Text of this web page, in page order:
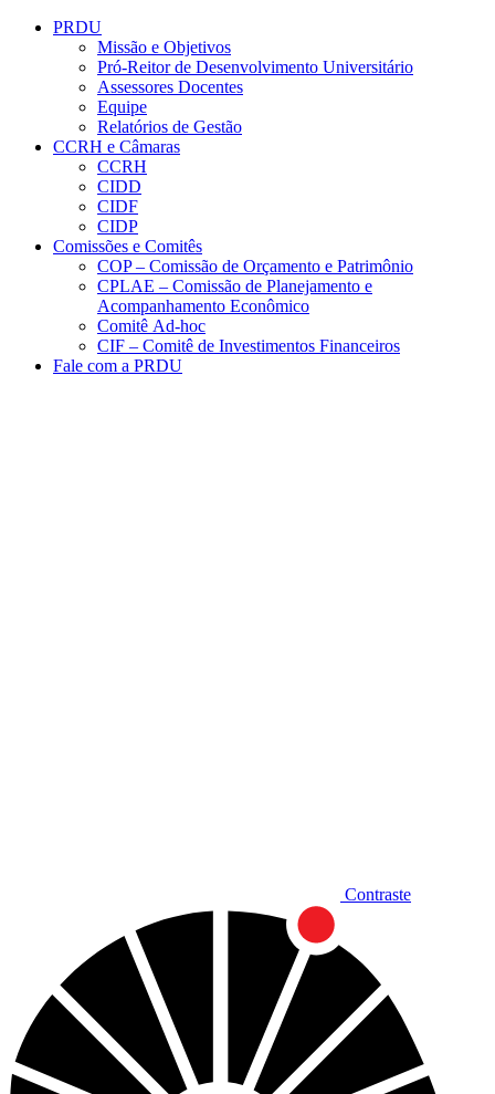
Conteúdo principal
PRDU
Missão e Objetivos
Pró-Reitor de Desenvolvimento Universitário
Assessores Docentes
Equipe
Relatórios de Gestão
CCRH e Câmaras
CCRH
CIDD
CIDF
CIDP
Comissões e Comitês
COP – Comissão de Orçamento e Patrimônio
CPLAE – Comissão de Planejamento e
Acompanhamento Econômico
Comitê Ad-hoc
CIF – Comitê de Investimentos Financeiros
Fale com a PRDU
Contraste